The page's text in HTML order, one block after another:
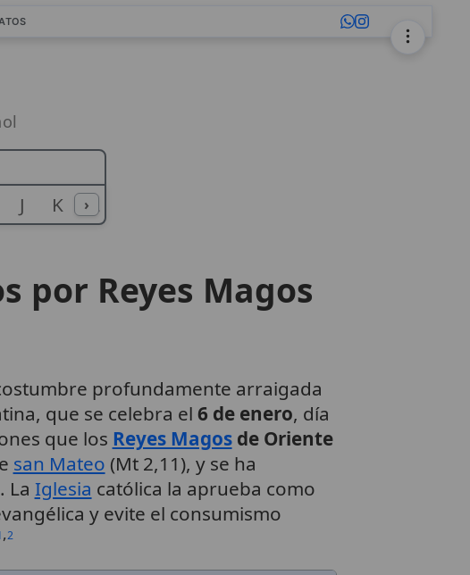
J K L
›
por Reyes Magos
profundamente arraigada
que se celebra el 6 de enero, día
que los Reyes Magosde Oriente
san Mateo (Mt 2,11), y se ha
La Iglesia católica la aprueba como
y evite el consumismo
,2